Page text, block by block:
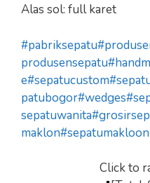
Alas sol: full karet
#pabriksepatu
produsensepatu
e#sepatucustom
patubogor#wedges
sepatuwanita
maklon#sepatumakloon
Click to